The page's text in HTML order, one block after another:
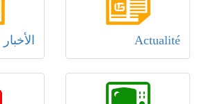
Actualité الأخبار